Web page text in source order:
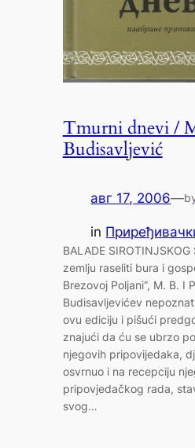
Tmurni dnevi /
Budisavljević
авг 17, 2006—
in
BALADE
zemlju raseliti bura i
Brezovoj Poljani”, M. B. I
Budisavljevićev
ovu ediciju i pišući
znajući da ću se ubrzo
njegovih pripovijedaka,
osvrnuo i na recepciju
pripovjedačkog rada,
svog…